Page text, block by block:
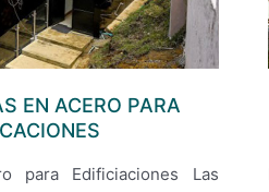
EN ACERO PARA
para Edificiaciones Las